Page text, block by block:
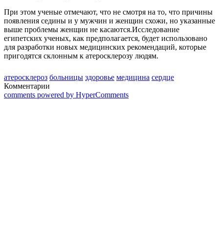
При этом ученые отмечают, что не смотря на то, что причины
появления седины и у мужчин и женщин схожи, но указанные
выше проблемы женщин не касаются.Исследование
египетских ученых, как предполагается, будет использовано
для разработки новых медицинских рекомендаций, которые
пригодятся склонным к атеросклерозу людям.
атеросклероз больницы здоровье медицина сердце
Комментарии
comments powered by HyperComments